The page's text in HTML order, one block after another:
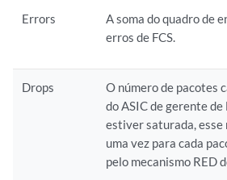
Errors
A soma do quadro de
erros de FCS.
Drops
O número de pacotes
do ASIC de gerente
estiver saturada, esse
uma vez para cada
pelo mecanismo RED